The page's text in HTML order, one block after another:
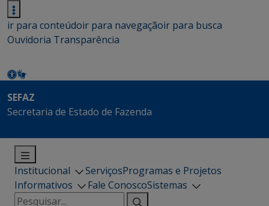
ir para conteúdoir para navegaçãoir para busca
Ouvidoria Transparência
SEFAZ
Secretaria de Estado de Fazenda
Institucional ServiçosProgramas e Projetos
Informativos
Fale ConoscoSistemas
Pesquisar